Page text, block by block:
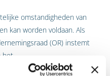
omstandigheden van
kan worden voldaan. Als
(OR) instemt
het
belang van de